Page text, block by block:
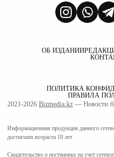
ОБ ИЗДАНИИ
ПОЛИТИКА
ПРАВИЛА
2021-2026 Bizmedia.kz — Новости
Информационная продукция данного
достигших возраста 18 лет
Свидетельство о постановке на учет